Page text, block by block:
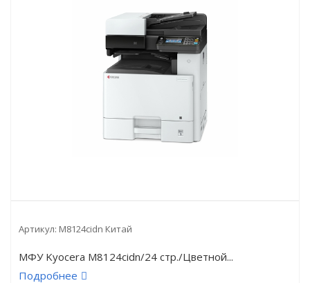
Артикул: M8124cidn Китай
МФУ Kyocera M8124cidn/24 стр./Цветной...
Подробнее